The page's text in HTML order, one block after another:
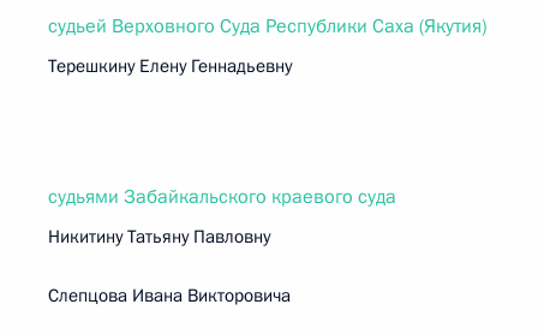
судьей Верховного Суда Республики Саха (Якутия)
Терешкину Елену Геннадьевну
судьями Забайкальского краевого суда
Никитину Татьяну Павловну
Слепцова Ивана Викторовича